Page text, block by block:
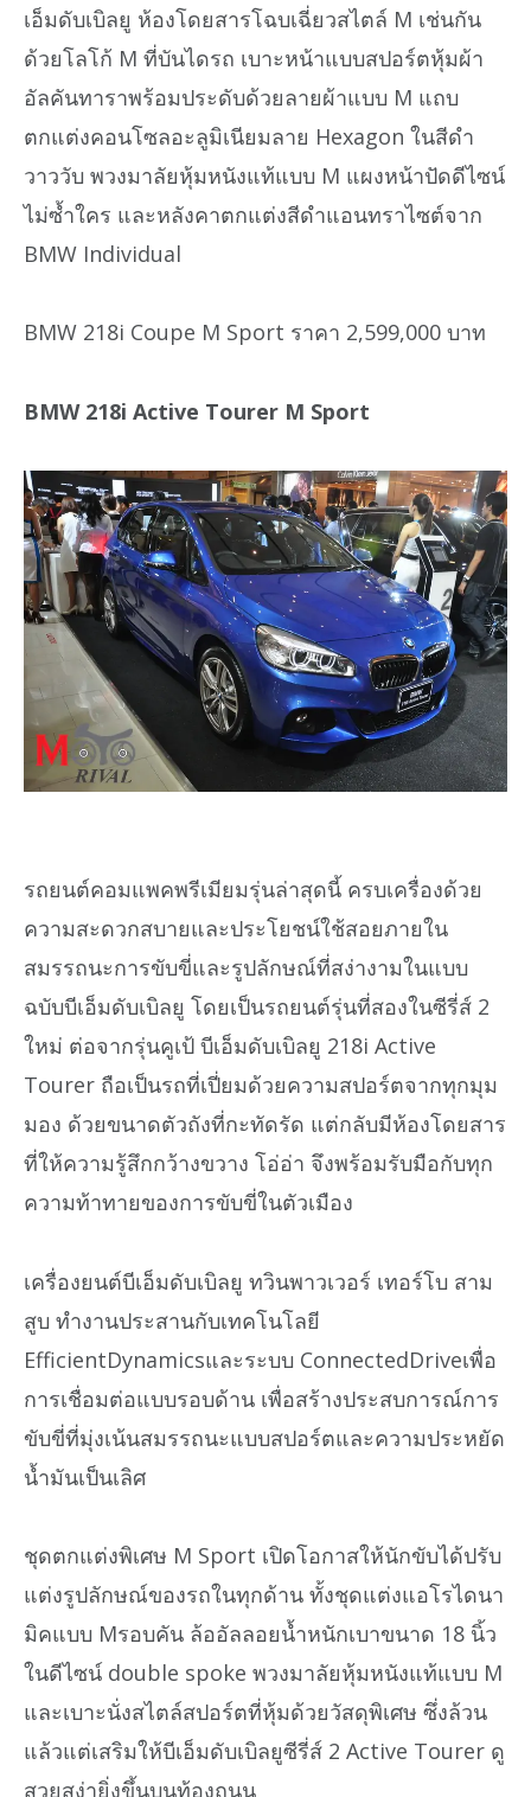
เอ็มดับเบิลยู ห้องโดยสารโฉบเฉี่ยวสไตล์ M เช่นกัน
ด้วยโลโก้ M ที่บันไดรถ เบาะหน้าแบบสปอร์ตหุ้มผ้า
อัลคันทาราพร้อมประดับด้วยลายผ้าแบบ M แถบ
ตกแต่งคอนโซลอะลูมิเนียมลาย Hexagon ในสีดำ
วาววับ พวงมาลัยหุ้มหนังแท้แบบ M แผงหน้าปัดดีไซน์
ไม่ซ้ำใคร และหลังคาตกแต่งสีดำแอนทราไซต์จาก
BMW Individual
BMW 218i Coupe M Sport ราคา 2,599,000 บาท
BMW 218i Active Tourer M Sport
รถยนต์คอมแพคพรีเมียมรุ่นล่าสุดนี้ ครบเครื่องด้วย
ความสะดวกสบายและประโยชน์ใช้สอยภายใน
สมรรถนะการขับขี่และรูปลักษณ์ที่สง่างามในแบบ
ฉบับบีเอ็มดับเบิลยู โดยเป็นรถยนต์รุ่นที่สองในซีรี่ส์ 2
ใหม่ ต่อจากรุ่นคูเป้ บีเอ็มดับเบิลยู 218i Active
Tourer ถือเป็นรถที่เปี่ยมด้วยความสปอร์ตจากทุกมุม
มอง ด้วยขนาดตัวถังที่กะทัดรัด แต่กลับมีห้องโดยสาร
ที่ให้ความรู้สึกกว้างขวาง โอ่อ่า จึงพร้อมรับมือกับทุก
ความท้าทายของการขับขี่ในตัวเมือง
เครื่องยนต์บีเอ็มดับเบิลยู ทวินพาวเวอร์ เทอร์โบ สาม
สูบ ทำงานประสานกับเทคโนโลยี
EfficientDynamicsและระบบ ConnectedDriveเพื่อ
การเชื่อมต่อแบบรอบด้าน เพื่อสร้างประสบการณ์การ
ขับขี่ที่มุ่งเน้นสมรรถนะแบบสปอร์ตและความประหยัด
น้ำมันเป็นเลิศ
ชุดตกแต่งพิเศษ M Sport เปิดโอกาสให้นักขับได้ปรับ
แต่งรูปลักษณ์ของรถในทุกด้าน ทั้งชุดแต่งแอโรไดนา
มิคแบบ Mรอบคัน ล้ออัลลอยน้ำหนักเบาขนาด 18 นิ้ว
ในดีไซน์ double spoke พวงมาลัยหุ้มหนังแท้แบบ M
และเบาะนั่งสไตล์สปอร์ตที่หุ้มด้วยวัสดุพิเศษ ซึ่งล้วน
แล้วแต่เสริมให้บีเอ็มดับเบิลยูซีรี่ส์ 2 Active Tourer ดู
สวยสง่ายิ่งขึ้นบนท้องถนน